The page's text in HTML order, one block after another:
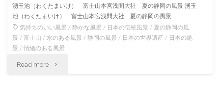
湧玉池（わくたまいけ） 富士山本宮浅間大社 夏の静岡の風景 湧玉
池（わくたまいけ） 富士山本宮浅間大社 夏の静岡の風景
気持ちのいい風景 /静かな風景 / 日本の伝統風景 / 夏の静岡の風
景 /富士山 / 水のある風景 /静岡の風景 / 日本の世界遺産 / 日本の絶
景 /情緒のある風景
Read more "夏